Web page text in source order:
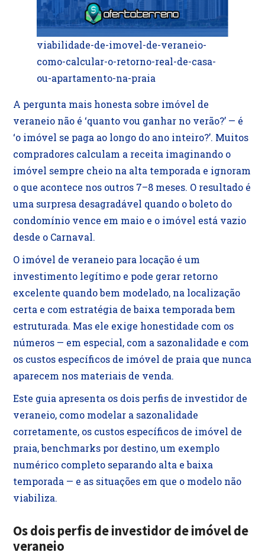
viabilidade-de-imovel-de-veraneio-
como-calcular-o-retorno-real-de-casa-
ou-apartamento-na-praia
A pergunta mais honesta sobre imóvel de
veraneio não é ‘quanto vou ganhar no verão?’ — é
‘o imóvel se paga ao longo do ano inteiro?’. Muitos
compradores calculam a receita imaginando o
imóvel sempre cheio na alta temporada e ignoram
o que acontece nos outros 7–8 meses. O resultado é
uma surpresa desagradável quando o boleto do
condomínio vence em maio e o imóvel está vazio
desde o Carnaval.
O imóvel de veraneio para locação é um
investimento legítimo e pode gerar retorno
excelente quando bem modelado, na localização
certa e com estratégia de baixa temporada bem
estruturada. Mas ele exige honestidade com os
números — em especial, com a sazonalidade e com
os custos específicos de imóvel de praia que nunca
aparecem nos materiais de venda.
Este guia apresenta os dois perfis de investidor de
veraneio, como modelar a sazonalidade
corretamente, os custos específicos de imóvel de
praia, benchmarks por destino, um exemplo
numérico completo separando alta e baixa
temporada — e as situações em que o modelo não
viabiliza.
Os dois perfis de investidor de imóvel de
veraneio